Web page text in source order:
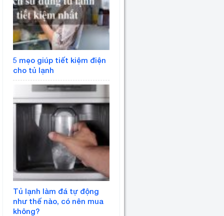
5 mẹo giúp tiết kiệm điện
cho tủ lạnh
Tủ lạnh làm đá tự động
như thế nào, có nên mua
không?